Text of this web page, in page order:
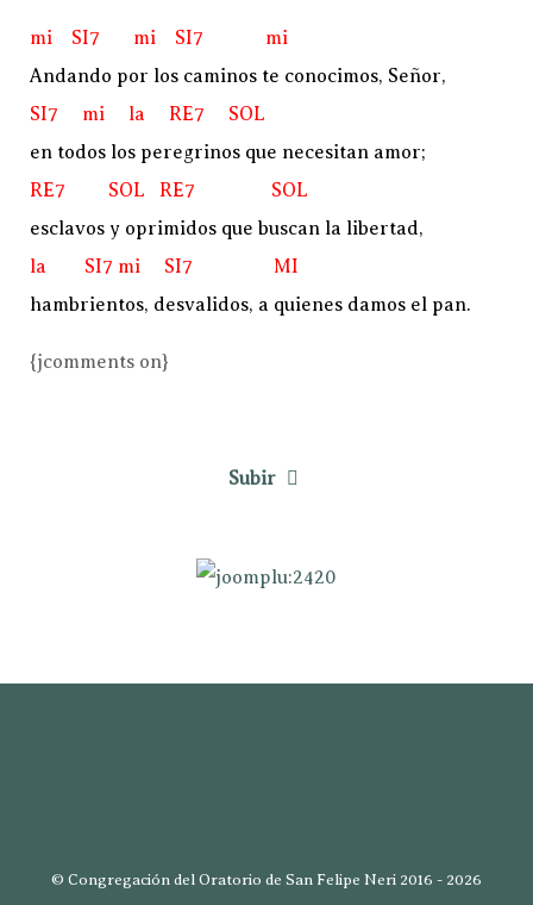
mi SI7 mi SI7 mi
Andando por los caminos te conocimos, Señor,
SI7 mi la RE7 SOL
en todos los peregrinos que necesitan amor;
RE7 SOL RE7 SOL
esclavos y oprimidos que buscan la libertad,
la SI7 mi SI7 MI
hambrientos, desvalidos, a quienes damos el pan.
{jcomments on}
Subir
© Congregación del Oratorio de San Felipe Neri 2016 - 2026